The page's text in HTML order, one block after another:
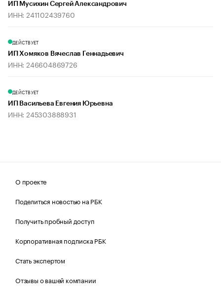
ИП Мусихин Сергей Александрович
ИНН: 241102439760
ДЕЙСТВУЕТ
ИП Хомяков Вячеслав Геннадьевич
ИНН: 246604869726
ДЕЙСТВУЕТ
ИП Васильева Евгения Юрьевна
ИНН: 245303888931
О проекте
Поделиться новостью на РБК
Получить пробный доступ
Корпоративная подписка РБК
Стать экспертом
Отзывы о вашей компании